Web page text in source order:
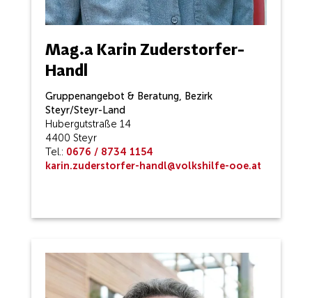
Mag.a Karin Zuderstorfer-
Handl
Gruppenangebot & Beratung, Bezirk
Steyr/Steyr-Land
Hubergutstraße 14
4400 Steyr
Tel.: 0676 / 8734 1154
karin.zuderstorfer-handl@volkshilfe-ooe.at